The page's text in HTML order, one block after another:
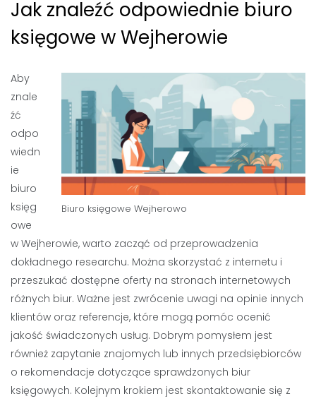
Jak znaleźć odpowiednie biuro
księgowe w Wejherowie
Biuro księgowe Wejherowo
Aby
znale
źć
odpo
wiedn
ie
biuro
księg
owe
w Wejherowie, warto zacząć od przeprowadzenia
dokładnego researchu. Można skorzystać z internetu i
przeszukać dostępne oferty na stronach internetowych
różnych biur. Ważne jest zwrócenie uwagi na opinie innych
klientów oraz referencje, które mogą pomóc ocenić
jakość świadczonych usług. Dobrym pomysłem jest
również zapytanie znajomych lub innych przedsiębiorców
o rekomendacje dotyczące sprawdzonych biur
księgowych. Kolejnym krokiem jest skontaktowanie się z